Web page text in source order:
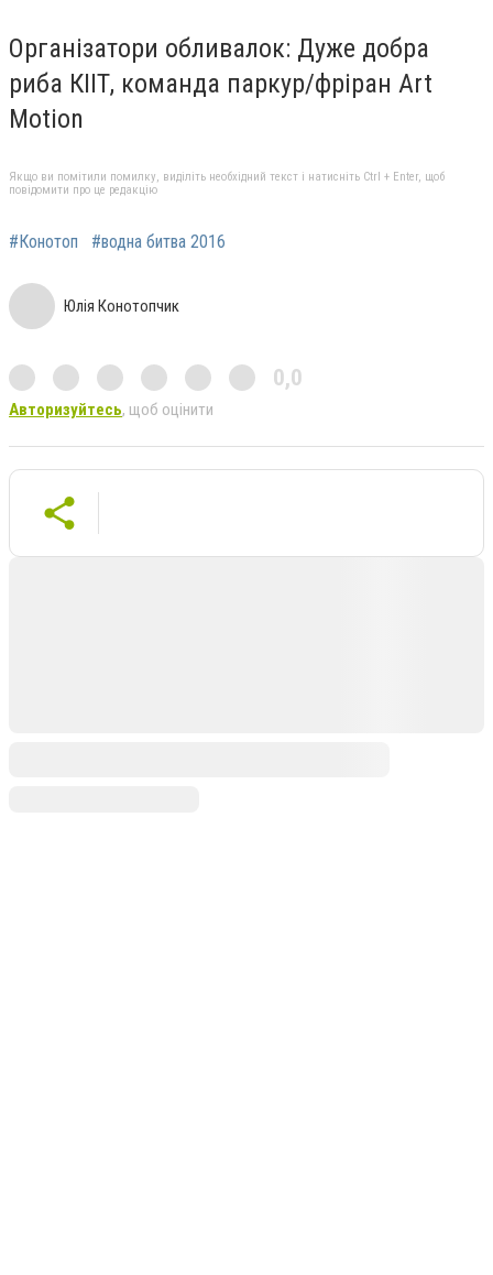
Організатори обливалок: Дуже добра
риба КІІТ, команда паркур/фріран Art
Motion
Якщо ви помітили помилку, виділіть необхідний текст і натисніть Ctrl + Enter, щоб
повідомити про це редакцію
#Конотоп #водна битва 2016
Юлія Конотопчик
0,0
Авторизуйтесь, щоб оцінити